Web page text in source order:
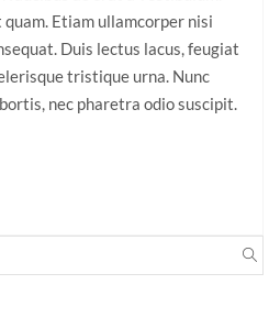
quam. Etiam ullamcorper nisi
Duis lectus lacus, feugiat
tristique urna. Nunc
nec pharetra odio suscipit.